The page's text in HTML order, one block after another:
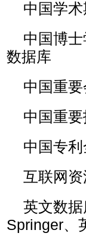
中国学
中国博
数据库
中国重
中国重
中国专
互联网
英文数
Springer、